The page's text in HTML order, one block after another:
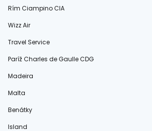
Rím Ciampino CIA
Wizz Air
Travel Service
Paríž Charles de Gaulle CDG
Madeira
Malta
Benátky
Island